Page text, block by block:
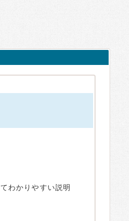
わかりやすい説明